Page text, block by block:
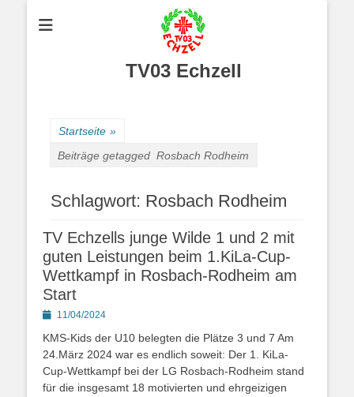
TV03 Echzell
Startseite »
Beiträge getagged Rosbach Rodheim
Schlagwort: Rosbach Rodheim
TV Echzells junge Wilde 1 und 2 mit
guten Leistungen beim 1.KiLa-Cup-
Wettkampf in Rosbach-Rodheim am
Start
Posted11/04/2024
KMS-Kids der U10 belegten die Plätze 3 und 7 Am
24.März 2024 war es endlich soweit: Der 1. KiLa-
Cup-Wettkampf bei der LG Rosbach-Rodheim stand
für die insgesamt 18 motivierten und ehrgeizigen